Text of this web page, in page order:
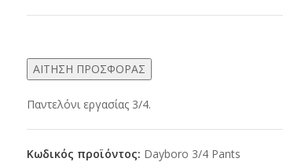
ΑΙΤΗΣΗ ΠΡΟΣΦΟΡΑΣ
Παντελόνι εργασίας 3/4.
Κωδικός προϊόντος: Dayboro 3/4 Pants